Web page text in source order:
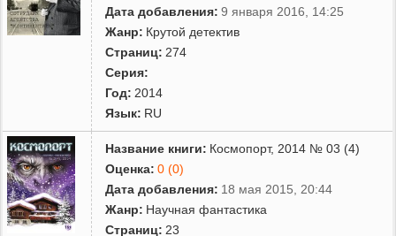
Дата добавления: 9 января 2016, 14:25
Жанр: Крутой детектив
Страниц: 274
Серия:
Год: 2014
Язык: RU
Название книги: Космопорт, 2014 № 03 (4)
Оценка: 0 (0)
Дата добавления: 18 мая 2015, 20:44
Жанр: Научная фантастика
Страниц: 23